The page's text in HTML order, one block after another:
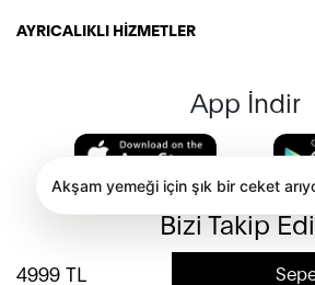
4999 TL
AYRICALIKLI HİZMETLER
App İndir
Bizi Takip